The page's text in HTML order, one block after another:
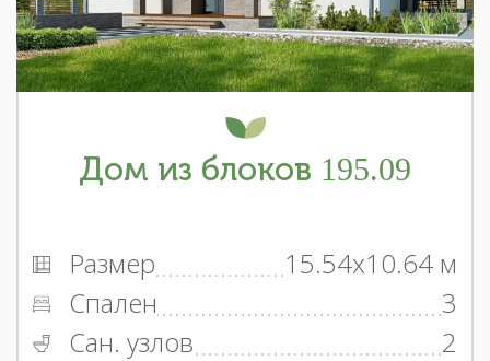
Дом из блоков 195.09
Размер
15.54x10.64 м
Спален
3
Сан. узлов
2